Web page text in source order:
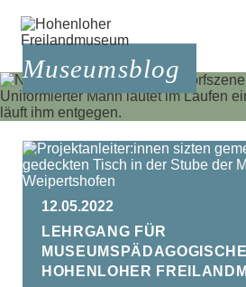
Besuch
Fragen
Museumsblog
12.05.2022
Lehrgang für
Hohenloher